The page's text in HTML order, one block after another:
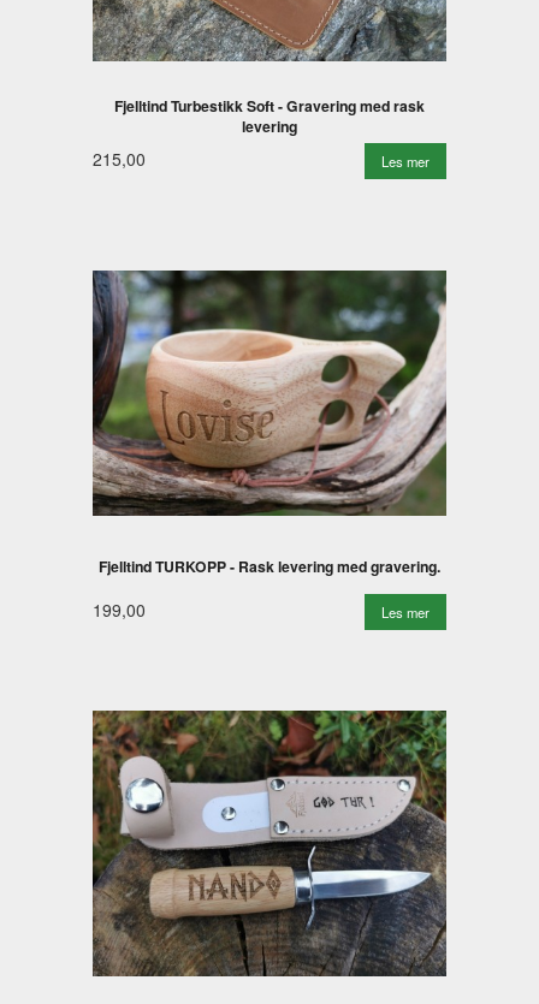
Fjelltind Turbestikk Soft - Gravering med rask
levering
215,00 Les mer
Fjelltind TURKOPP - Rask levering med gravering.
199,00 Les mer